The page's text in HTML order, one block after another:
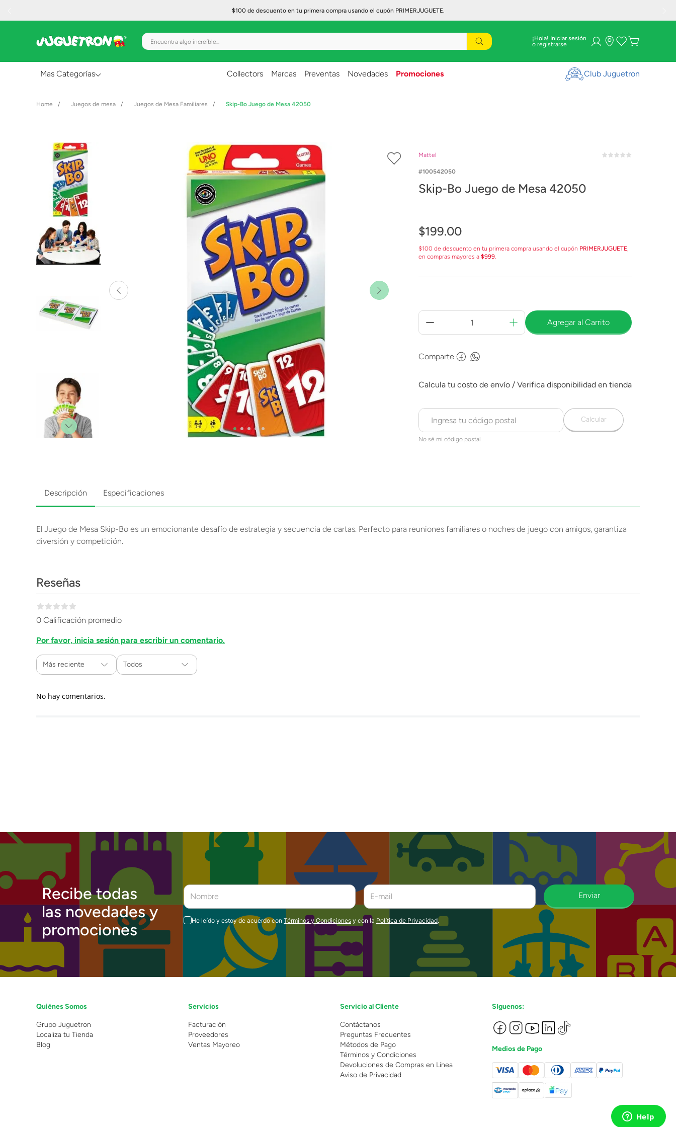
$100 de descuento en tu primera compra usando el cupón PRIMERJUGUETE.
Encuentra algo increíble... ¡Hola! Iniciar sesión
Mas Categorías
Creatividad y Arte
Figuras de Acción
Gadgets y Electrónicos
Juegos de Mesa
Lanzadores
Muñecas
Vehículos y Pistas
Collectors Marcas Preventas Novedades Promociones Club Juguetron
Juegos de mesa Juegos de Mesa Familiares Skip-Bo Juego de Mesa 42050
Mattel
100542050
Skip-Bo Juego de Mesa 42050
$199.00
$100 de descuento en tu primera compra usando el cupón PRIMERJUGUETE,
en compras mayores a $999.
Agregar al Carrito
Comparte
No sé mi código postal
Calcular
Descripción Especificaciones
El Juego de Mesa Skip-Bo es un emocionante desafío de estrategia y secuencia de cartas. Perfecto para reuniones familiares o noches de juego con amigos, garantiza
diversión y competición.
Reseñas
0 Calificación promedio
Por favor, inicia sesión para escribir un comentario.
Más reciente Todos
No hay comentarios.
Recibe todas
las novedades y
promociones
Enviar
He leído y estoy de acuerdo con Términos y Condiciones y con la Política de Privacidad.
Quiénes Somos
Grupo Juguetron
Localiza tu Tienda
Blog
Servicios
Facturación
Proveedores
Ventas Mayoreo
Servicio al Cliente
Contáctanos
Preguntas Frecuentes
Métodos de Pago
Términos y Condiciones
Devoluciones de Compras en Línea
Aviso de Privacidad
Síguenos:
Medios de Pago